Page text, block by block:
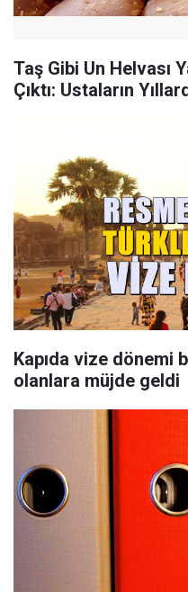
Taş Gibi Un Helvası
Çıktı: Ustaların
Kapıda vize dönemi
olanlara müjde geldi